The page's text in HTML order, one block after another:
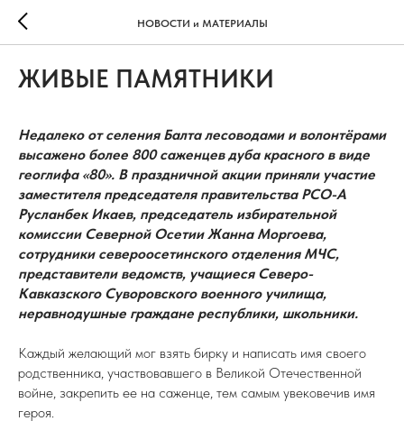
НОВОСТИ и МАТЕРИАЛЫ
ЖИВЫЕ ПАМЯТНИКИ
Недалеко от селения Балта лесоводами и волонтёрами
высажено более 800 саженцев дуба красного в виде
геоглифа «80». В праздничной акции приняли участие
заместителя председателя правительства РСО-А
Русланбек Икаев, председатель избирательной
комиссии Северной Осетии Жанна Моргоева,
сотрудники североосетинского отделения МЧС,
представители ведомств, учащиеся Северо-
Кавказского Суворовского военного училища,
неравнодушные граждане республики, школьники.
Каждый желающий мог взять бирку и написать имя своего
родственника, участвовавшего в Великой Отечественной
войне, закрепить ее на саженце, тем самым увековечив имя
героя.